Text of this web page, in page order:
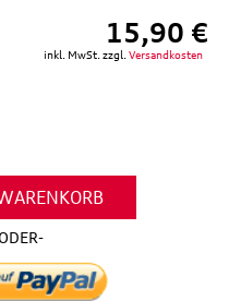
15,90 €
inkl. MwSt. zzgl. Versandkosten